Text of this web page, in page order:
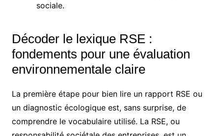
sociale.
Décoder le lexique RSE :
fondements pour une évaluation
environnementale claire
La première étape pour bien lire un rapport RSE ou
un diagnostic écologique est, sans surprise, de
comprendre le vocabulaire utilisé. La RSE, ou